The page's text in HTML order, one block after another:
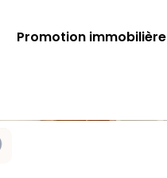
Promotion immobilière